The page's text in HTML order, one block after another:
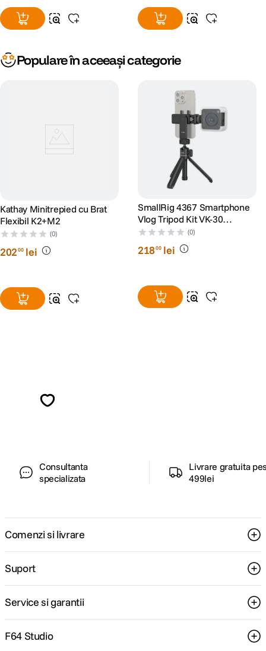
Populare în aceeași categorie
Kathay Minitrepied cu Brat
Flexibil K2+M2
(0)
20200 lei
SmallRig 4367 Smartphone
Vlog Tripod Kit VK-30
Advanced Version -
Minitrepied cu Suport pentru
Smartphone si Lampa Video
(0)
21800 lei
Consultanta
specializata
Livrare gratuita
499lei
Comenzi si livrare
Suport
Service si garantii
F64 Studio